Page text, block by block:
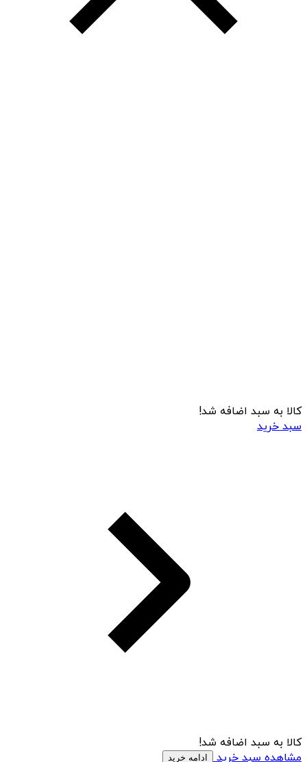
کالا به سبد اضافه شد!
سبد خرید
کالا به سبد اضافه شد!
مشاهده سبد خرید
ادامه خرید